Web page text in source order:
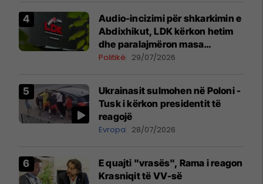
Audio-incizimi për shkarkimin e
Abdixhikut, LDK kërkon hetim
dhe paralajmëron masa
disiplinore
Politikë 29/07/2026
Ukrainasit sulmohen në Poloni -
Tusk i kërkon presidentit të
reagojë
Evropa 28/07/2026
E quajti "vrasës", Rama i reagon
Krasniqit të VV-së